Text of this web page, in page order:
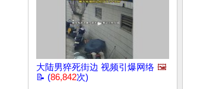
大陆男猝死街边 视频引爆网络 🖼️
📝 (86,842次)